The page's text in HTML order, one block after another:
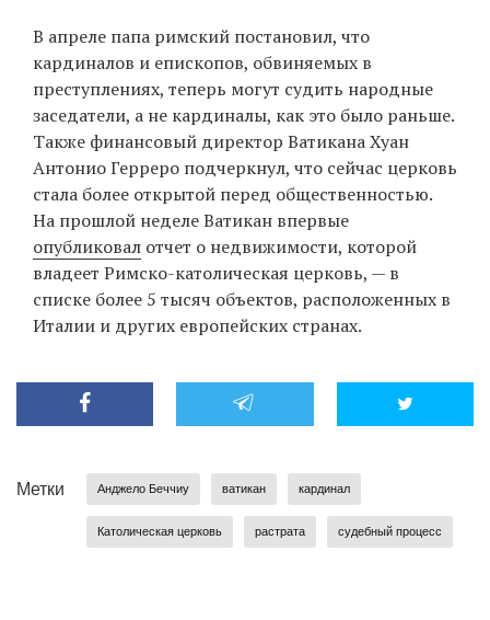
В апреле папа римский постановил, что
кардиналов и епископов, обвиняемых в
преступлениях, теперь могут судить народные
заседатели, а не кардиналы, как это было раньше.
Также финансовый директор Ватикана Хуан
Антонио Герреро подчеркнул, что сейчас церковь
стала более открытой перед общественностью.
На прошлой неделе Ватикан впервые
опубликовал отчет о недвижимости, которой
владеет Римско-католическая церковь, — в
списке более 5 тысяч объектов, расположенных в
Италии и других европейских странах.
Метки Анджело Беччиу ватикан кардинал
Католическая церковь растрата судебный процесс